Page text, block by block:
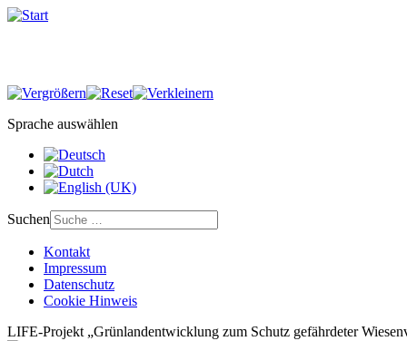
Sprache auswählen
Suchen
Kontakt
Impressum
Datenschutz
Cookie Hinweis
LIFE-Projekt „Grünlandentwicklung zum Schutz gefährdeter